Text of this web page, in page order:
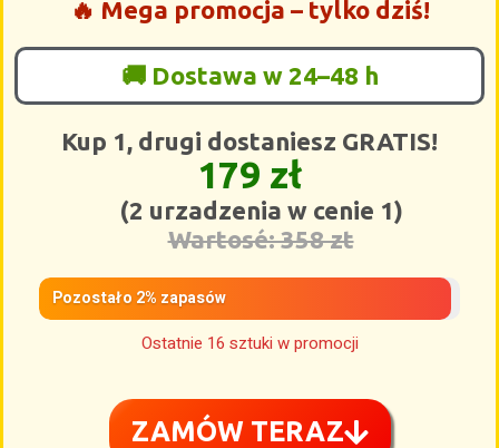
🔥 Mega promocja – tylko dziś!
🚚 Dostawa w 24–48 h
Kup 1, drugi dostaniesz GRATIS!
179 zł
(2 urzadzenia w cenie 1)
Wartosé: 358 zt
Pozostało 2% zapasów
Ostatnie 16 sztuki w promocji
ZAMÓW TERAZ